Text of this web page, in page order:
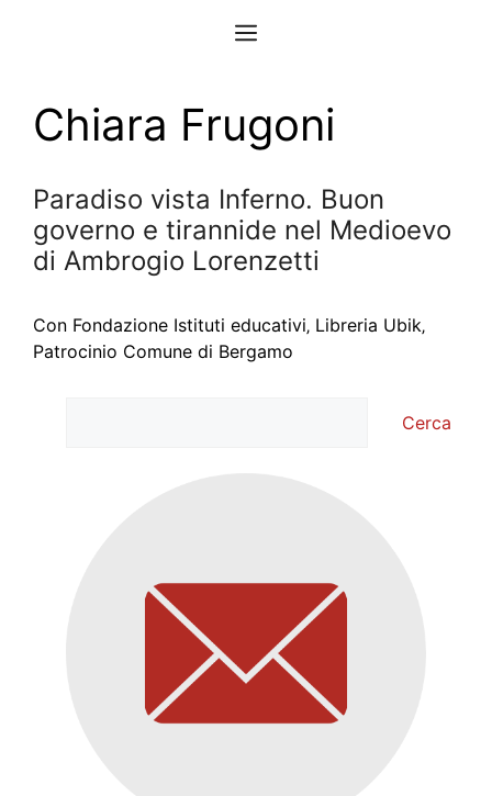
Menu
Chiara Frugoni
Paradiso vista Inferno. Buon
governo e tirannide nel Medioevo
di Ambrogio Lorenzetti
Con Fondazione Istituti educativi‚ Libreria Ubik‚
Patrocinio Comune di Bergamo
Cerca